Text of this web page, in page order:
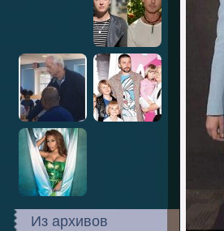
Из архивов